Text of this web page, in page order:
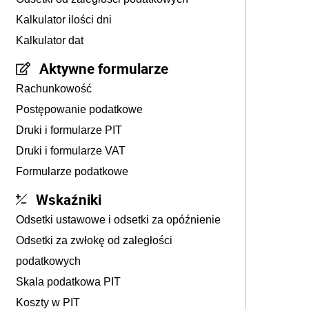
Kalkulator ilości dni
Kalkulator dat
Aktywne formularze
Rachunkowość
Postępowanie podatkowe
Druki i formularze PIT
Druki i formularze VAT
Formularze podatkowe
Wskaźniki
Odsetki ustawowe i odsetki za opóźnienie
Odsetki za zwłokę od zaległości
podatkowych
Skala podatkowa PIT
Koszty w PIT